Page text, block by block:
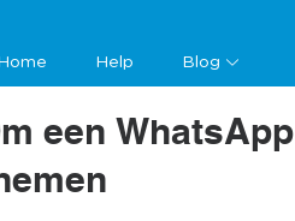
Home Help Blog
een WhatsApp